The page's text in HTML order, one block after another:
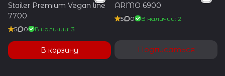
Stailer Premium Vegan line
7700
5 0 В наличии: 3
В корзину
ARMO 6900
5 0 В наличии: 2
Подписаться